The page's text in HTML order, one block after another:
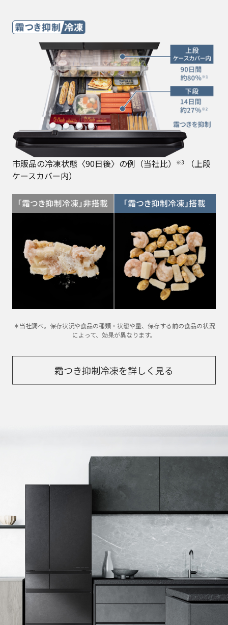
市販品の冷凍状態〈90日後〉の例（当社比） ※3
（上段
ケースカバー内）
＊当社調べ。保存状況や食品の種類・状態や量、保存する前の食品の状況
によって、効果が異なります。
霜つき抑制冷凍を詳しく見る​